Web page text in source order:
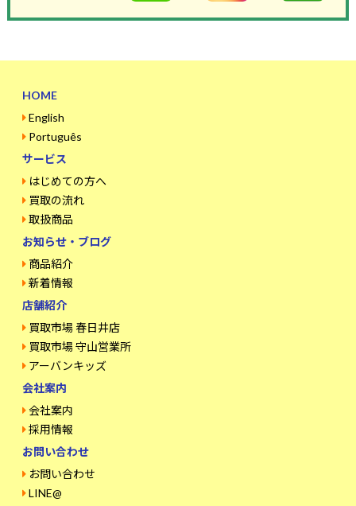
HOME
English
Português
サービス
はじめての方へ
買取の流れ
取扱商品
お知らせ・ブログ
商品紹介
新着情報
店舗紹介
買取市場 春日井店
買取市場 守山営業所
アーバンキッズ
会社案内
会社案内
採用情報
お問い合わせ
お問い合わせ
LINE@